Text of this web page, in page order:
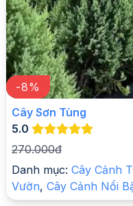
-8%
Cây Sơn Tùng
5.0
270.000đ
Danh mục: Cây Cảnh
Vườn, Cây Cảnh Nổi